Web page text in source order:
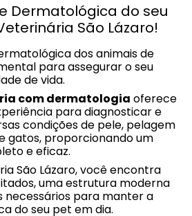
Dermatológica do seu
São Lázaro!
dos animais de
para assegurar o seu
de vida.
com dermatologia oferece
para diagnosticar e
condições de pele, pelagem
gatos, proporcionando um
e eficaz.
São Lázaro, você encontra
uma estrutura moderna
necessários para manter a
do seu pet em dia.